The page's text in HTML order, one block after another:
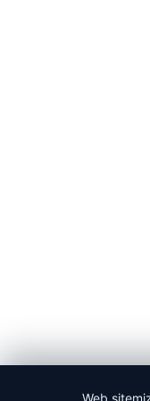
Web